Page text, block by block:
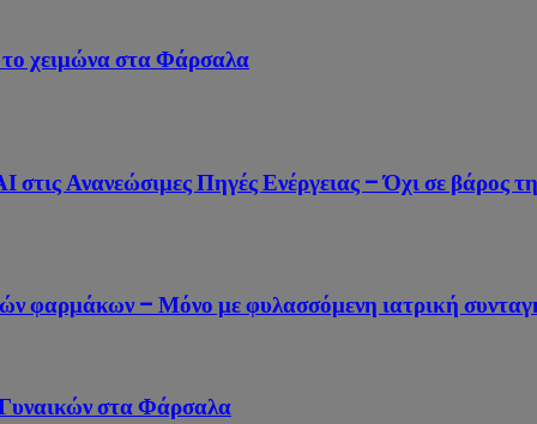
χειμώνα στα Φάρσαλα
Ανανεώσιμες Πηγές Ενέργειας – Όχι σε βάρος
φαρμάκων – Μόνο με φυλασσόμενη ιατρική
στα Φάρσαλα